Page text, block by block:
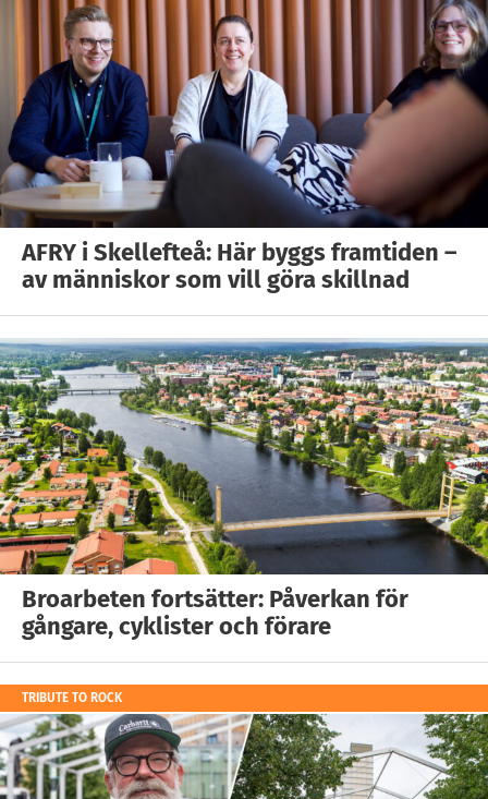
AFRY i Skellefteå: Här byggs framtiden –
av människor som vill göra skillnad
Broarbeten fortsätter: Påverkan för
gångare, cyklister och förare
TRIBUTE TO ROCK